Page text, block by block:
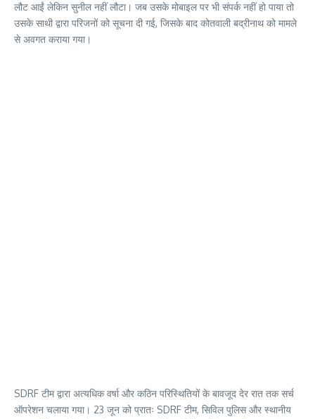
लौट आईं लेकिन सुनील नहीं लौटा। जब उसके मोबाइल पर भी संपर्क नहीं हो पाया तो
उसके साथी द्वारा परिजनों को सूचना दी गई, जिसके बाद कोतवाली बद्रीनाथ को मामले
से अवगत कराया गया।
SDRF टीम द्वारा अत्यधिक वर्षा और कठिन परिस्थितियों के बावजूद देर रात तक सर्च
ऑपरेशन चलाया गया। 23 जून को प्रातः SDRF टीम, सिविल पुलिस और स्थानीय